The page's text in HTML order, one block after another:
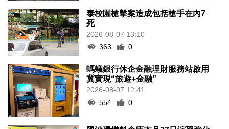
泰校園槍擊案造成包括槍手在內7
死
2026-08-07 13:10
363
0
螞蟻銀行休企金融理財服務站啟用
冀實現“旅遊+金融”
2026-08-07 12:41
554
0